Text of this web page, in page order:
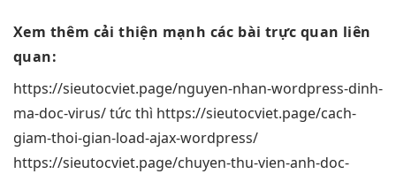
Xem thêm cải thiện mạnh các bài trực quan liên
quan:
https://sieutocviet.page/nguyen-nhan-wordpress-dinh-
ma-doc-virus/tức thì https://sieutocviet.page/cach-
giam-thoi-gian-load-ajax-wordpress/
https://sieutocviet.page/chuyen-thu-vien-anh-doc-